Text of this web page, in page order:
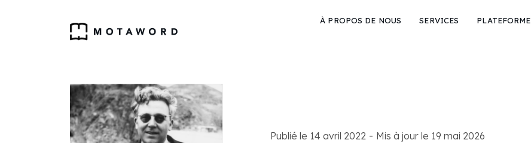
À PROPOS DE NOUS SERVICES PLATEFORME
Publié le 14 avril 2022 - Mis à jour le 19 mai 2026